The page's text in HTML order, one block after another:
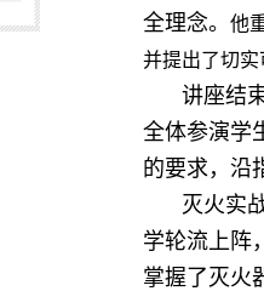
全理念。 他
并提出了切
讲座结
全体参演学
的要求，沿
灭火实
学轮流上阵
掌握了灭火